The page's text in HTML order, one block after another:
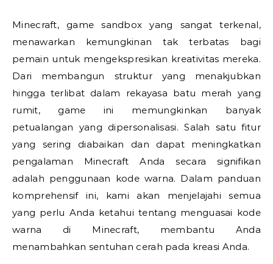
Minecraft, game sandbox yang sangat terkenal,
menawarkan kemungkinan tak terbatas bagi
pemain untuk mengekspresikan kreativitas mereka.
Dari membangun struktur yang menakjubkan
hingga terlibat dalam rekayasa batu merah yang
rumit, game ini memungkinkan banyak
petualangan yang dipersonalisasi. Salah satu fitur
yang sering diabaikan dan dapat meningkatkan
pengalaman Minecraft Anda secara signifikan
adalah penggunaan kode warna. Dalam panduan
komprehensif ini, kami akan menjelajahi semua
yang perlu Anda ketahui tentang menguasai kode
warna di Minecraft, membantu Anda
menambahkan sentuhan cerah pada kreasi Anda.